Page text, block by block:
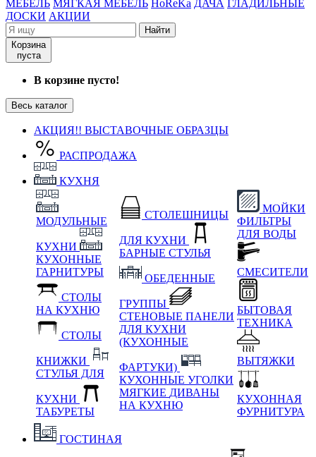
МЕБЕЛЬ МЯГКАЯ МЕБЕЛЬ HoReKa ДАЧА ГЛАДИЛЬНЫЕ
ДОСКИ АКЦИИ
Найти
Корзина
пуста
В корзине пусто!
Весь каталог
АКЦИЯ!! ВЫСТАВОЧНЫЕ ОБРАЗЦЫ
РАСПРОДАЖА
КУХНЯ
МОДУЛЬНЫЕ
КУХНИ
КУХОННЫЕ
ГАРНИТУРЫ
СТОЛЫ
НА КУХНЮ
СТОЛЫ
КНИЖКИ
СТУЛЬЯ ДЛЯ
КУХНИ
ТАБУРЕТЫ
СТОЛЕШНИЦЫ
ДЛЯ КУХНИ
БАРНЫЕ СТУЛЬЯ
ОБЕДЕННЫЕ
ГРУППЫ
СТЕНОВЫЕ ПАНЕЛИ
ДЛЯ КУХНИ
(КУХОННЫЕ
ФАРТУКИ)
КУХОННЫЕ УГОЛКИ
МЯГКИЕ ДИВАНЫ
НА КУХНЮ
МОЙКИ
ФИЛЬТРЫ
ДЛЯ ВОДЫ
СМЕСИТЕЛИ
БЫТОВАЯ
ТЕХНИКА
ВЫТЯЖКИ
КУХОННАЯ
ФУРНИТУРА
ГОСТИНАЯ